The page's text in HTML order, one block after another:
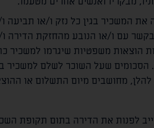
את המשכיר בגין כל נזק ו/או
בקשר עם ו/או הנובע מהחזקת
הוצאות משפטיות שיגרמו למשכיר
שעל השוכר לשלם למשכיר
לפנות את הדירה בתום תקופת